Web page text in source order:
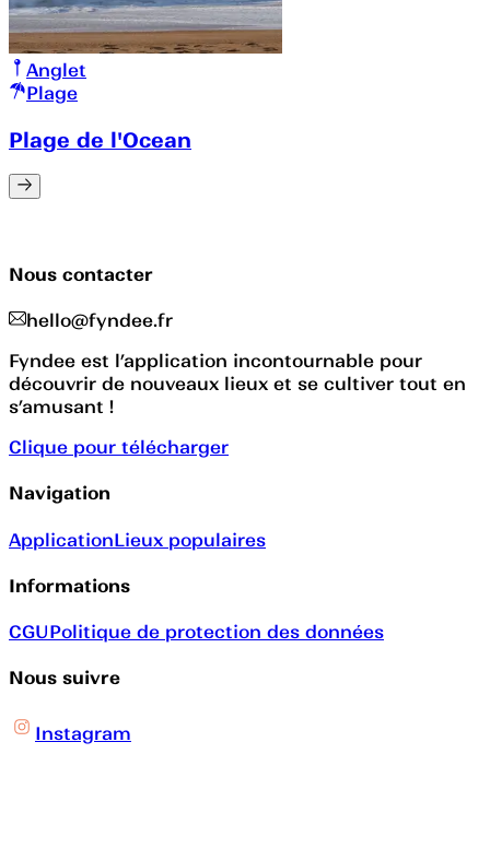
Anglet
Plage
Plage de l'Ocean
Nous contacter
hello@fyndee.fr
Fyndee est l’application incontournable pour
découvrir de nouveaux lieux et se cultiver tout en
s’amusant !
Clique pour télécharger
Navigation
ApplicationLieux populaires
Informations
CGUPolitique de protection des données
Nous suivre
Instagram